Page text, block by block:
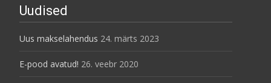
Uudised
Uus makselahendus 24. märts 2023
E-pood avatud! 26. veebr 2020